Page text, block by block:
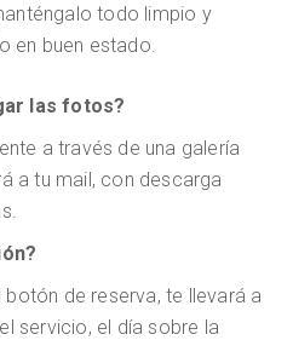
todo limpio y
en buen estado.
las fotos?
a través de una galería
a tu mail, con descarga
de reserva, te llevará a
servicio, el día sobre la